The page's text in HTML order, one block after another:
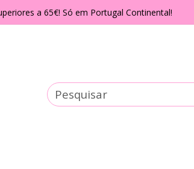
a 65€! Só em Portugal Continental!